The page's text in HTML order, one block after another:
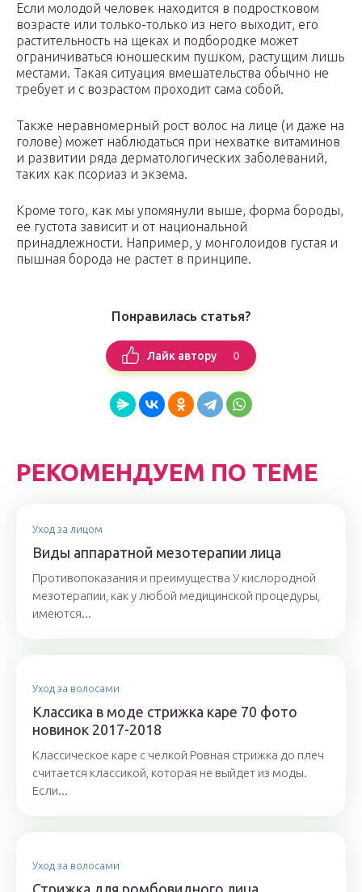
Если молодой человек находится в подростковом
возрасте или только-только из него выходит, его
растительность на щеках и подбородке может
ограничиваться юношеским пушком, растущим лишь
местами. Такая ситуация вмешательства обычно не
требует и с возрастом проходит сама собой.
Также неравномерный рост волос на лице (и даже на
голове) может наблюдаться при нехватке витаминов
и развитии ряда дерматологических заболеваний,
таких как псориаз и экзема.
Кроме того, как мы упомянули выше, форма бороды,
ее густота зависит и от национальной
принадлежности. Например, у монголоидов густая и
пышная борода не растет в принципе.
Понравилась статья?
Лайк автору 0
РЕКОМЕНДУЕМ ПО ТЕМЕ
Уход за лицом
Виды аппаратной мезотерапии лица
Противопоказания и преимущества У кислородной
мезотерапии, как у любой медицинской процедуры,
имеются...
Уход за волосами
Классика в моде стрижка каре 70 фото
новинок 2017-2018
Классическое каре с челкой Ровная стрижка до плеч
считается классикой, которая не выйдет из моды.
Если...
Уход за волосами